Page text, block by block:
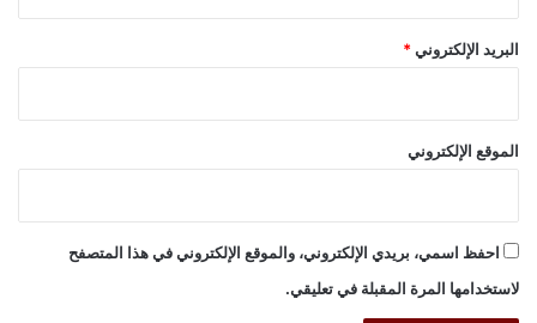
البريد الإلكتروني *
الموقع الإلكتروني
احفظ اسمي، بريدي الإلكتروني، والموقع الإلكتروني في هذا المتصفح
لاستخدامها المرة المقبلة في تعليقي.